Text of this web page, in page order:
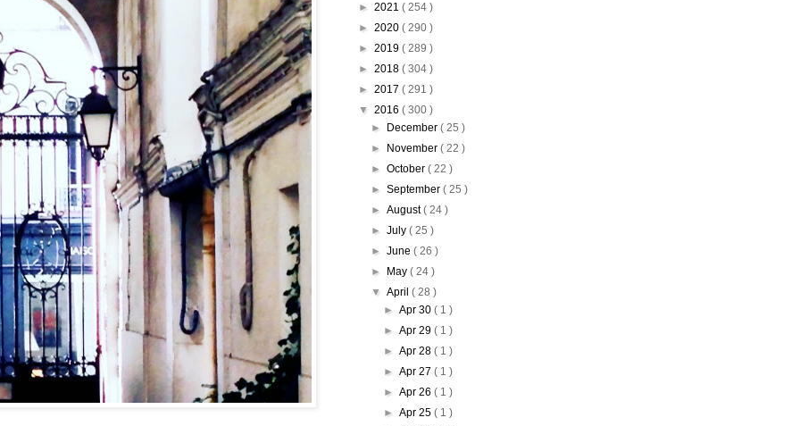
► 2021 ( 254 )
► 2020 ( 290 )
► 2019 ( 289 )
► 2018 ( 304 )
► 2017 ( 291 )
▼ 2016 ( 300 )
►
December ( 25 )
►
November ( 22 )
► October ( 22 )
► September ( 25 )
► August( 24 )
► July ( 25 )
► June ( 26 )
►
May ( 24 )
▼ April ( 28 )
►Apr 30( 1 )
►Apr 29( 1 )
►Apr 28( 1 )
►Apr 27( 1 )
►Apr 26( 1 )
►Apr 25( 1 )